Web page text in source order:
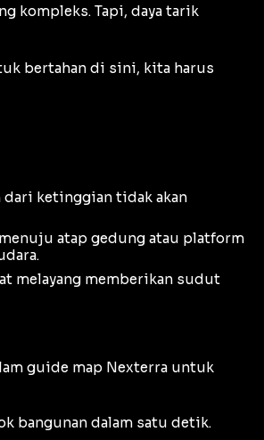
kompleks. Tapi, daya tarik
bertahan di sini, kita harus
dari ketinggian tidak akan
atap gedung atau platform
melayang memberikan sudut
guide map Nexterra untuk
bangunan dalam satu detik.